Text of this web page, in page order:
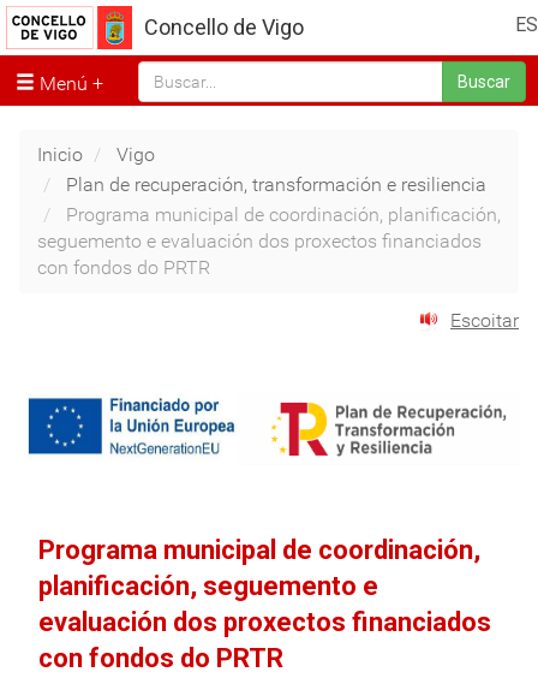
ES
Concello de Vigo
Menú Buscar
Inicio
Vigo
Plan de recuperación, transformación e resiliencia
Programa municipal de coordinación, planificación,
seguemento e evaluación dos proxectos financiados
con fondos do PRTR
Escoitar
Programa municipal de coordinación,
planificación, seguemento e
evaluación dos proxectos financiados
con fondos do PRTR